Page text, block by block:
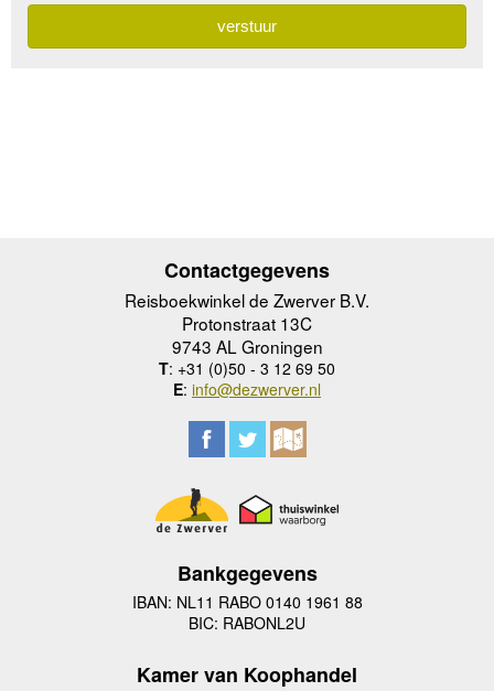
Contactgegevens
Reisboekwinkel de Zwerver B.V.
Protonstraat 13C
9743 AL Groningen
T: +31 (0)50 - 3 12 69 50
E: info@dezwerver.nl
Bankgegevens
IBAN: NL11 RABO 0140 1961 88
BIC: RABONL2U
Kamer van Koophandel